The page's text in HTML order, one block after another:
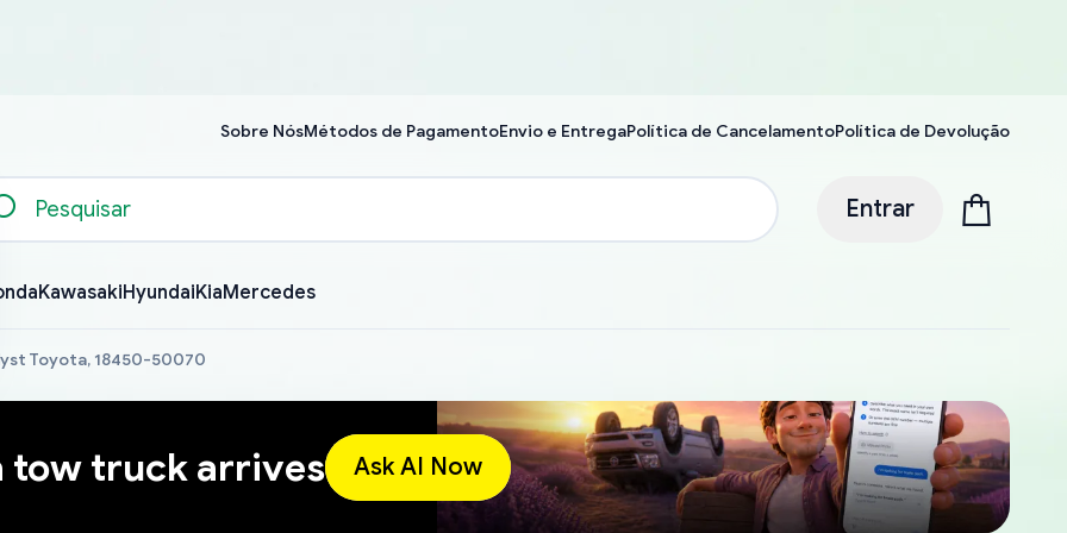
Sobre NósMétodos de PagamentoEnvio e EntregaPolítica de CancelamentoPolítica de Devolução
Entrar
KawasakiHyundaiKiaMercedes
Toyota, 18450-50070
tow truck arrives Ask AI Now